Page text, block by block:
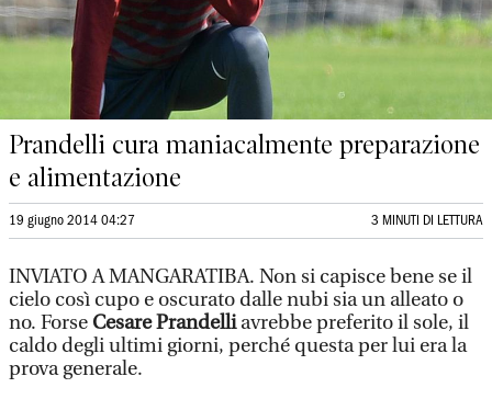
Prandelli cura maniacalmente preparazione
e alimentazione
19 giugno 2014 04:27 3 MINUTI DI LETTURA
INVIATO A MANGARATIBA. Non si capisce bene se il
cielo così cupo e oscurato dalle nubi sia un alleato o
no. Forse Cesare Prandelliavrebbe preferito il sole, il
caldo degli ultimi giorni, perché questa per lui era la
prova generale.